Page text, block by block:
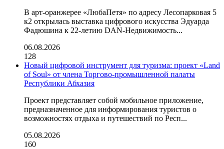
В арт-оранжерее «ЛюбаПетя» по адресу Лесопарковая 5
к2 открылась выставка цифрового искусства Эдуарда
Фадюшина к 22-летию DAN-Недвижимость...
06.08.2026
128
Новый цифровой инструмент для туризма: проект «Land
of Soul» от члена Торгово-промышленной палаты
Республики Абхазия
Проект представляет собой мобильное приложение,
предназначенное для информирования туристов о
возможностях отдыха и путешествий по Респ...
05.08.2026
160